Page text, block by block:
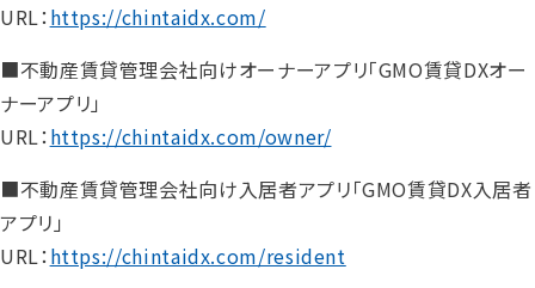
URL： https://chintaidx.com/
■不動産賃貸管理会社向けオーナーアプリ「GMO賃貸DXオー
ナーアプリ」
URL： https://chintaidx.com/owner/
■不動産賃貸管理会社向け入居者アプリ「GMO賃貸DX入居者
アプリ」
URL： https://chintaidx.com/resident